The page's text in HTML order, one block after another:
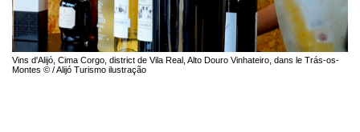
Vins d'Alijó, Cima Corgo, district de Vila Real, Alto Douro Vinhateiro, dans le Trás-os-
Montes © / Alijó Turismo ilustração